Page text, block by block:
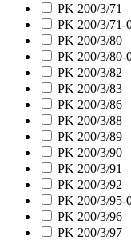
PK 200/3/71
PK 200/3/
PK 200/3/80
PK 200/3/
PK 200/3/82
PK 200/3/83
PK 200/3/86
PK 200/3/88
PK 200/3/89
PK 200/3/90
PK 200/3/91
PK 200/3/92
PK 200/3/
PK 200/3/96
PK 200/3/97